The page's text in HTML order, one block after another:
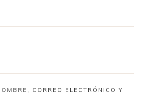
CORREO ELECTRÓNICO Y